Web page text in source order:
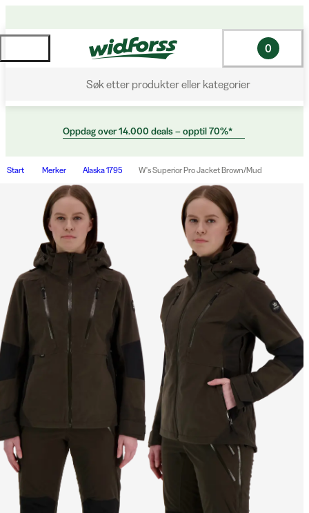
Søk etter produkter eller kategorier
0
Oppdag over 14.000 deals – opptil 70%*
Start Merker Alaska 1795 W's Superior Pro Jacket Brown/Mud